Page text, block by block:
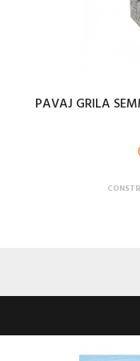
PAVAJ GRILA